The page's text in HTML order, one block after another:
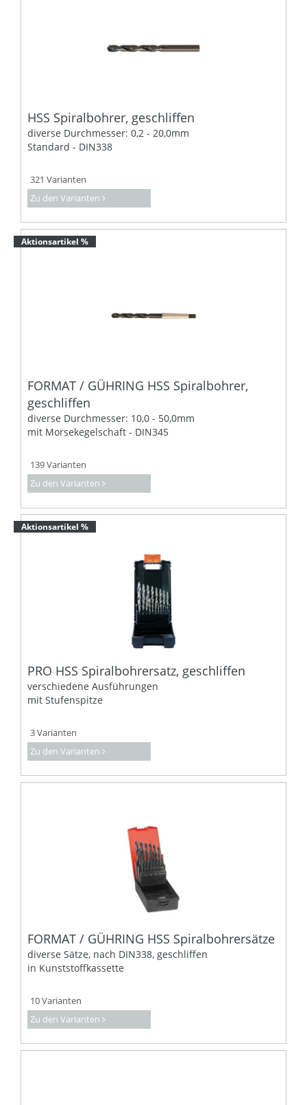
HSS Spiralbohrer, geschliffen
diverse Durchmesser: 0,2 - 20,0mm
Standard - DIN338
321 Varianten
Zu den Varianten
Aktionsartikel %
FORMAT / GÜHRING HSS Spiralbohrer,
geschliffen
diverse Durchmesser: 10,0 - 50,0mm
mit Morsekegelschaft - DIN345
139 Varianten
Zu den Varianten
Aktionsartikel %
PRO HSS Spiralbohrersatz, geschliffen
verschiedene Ausführungen
mit Stufenspitze
3 Varianten
Zu den Varianten
FORMAT / GÜHRING HSS Spiralbohrersätze
diverse Sätze, nach DIN338, geschliffen
in Kunststoffkassette
10 Varianten
Zu den Varianten